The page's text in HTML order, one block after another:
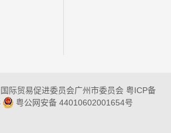
际贸易促进委员会广州市委员会 粤ICP备
粤公网安备 44010602001654号